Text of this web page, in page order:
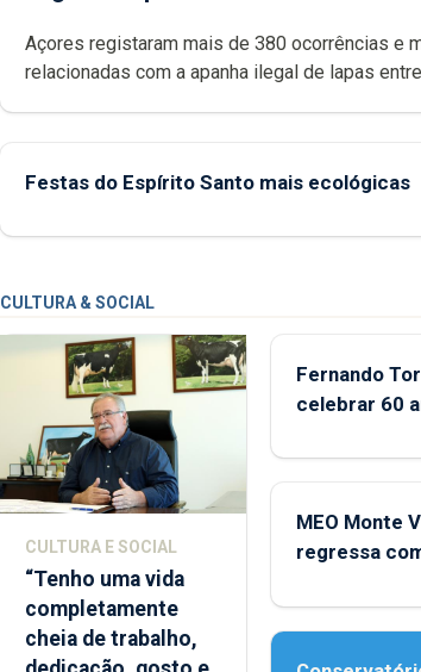
Açores registaram mais de 380 ocorrências e mais de 160
relacionadas com a apanha ilegal de lapas entre 2022 e
Festas do Espírito Santo mais ecológicas
CULTURA & SOCIAL
CULTURA E SOCIAL
“Tenho uma vida
completamente
cheia de trabalho,
Fernando
celebrar 60
Micaelense
MEO Monte
regressa